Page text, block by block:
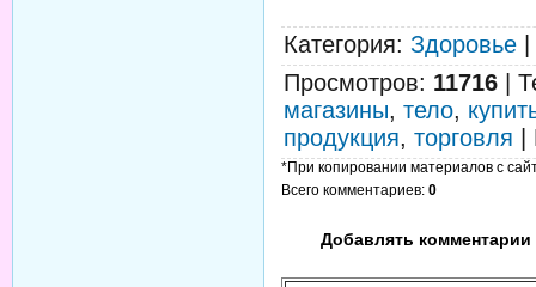
Категория: Здоровье
Просмотров: 11716
магазины, тело,
продукция, торговля
*При копировании материалов с
Всего комментариев: 0
Добавлять комментарии